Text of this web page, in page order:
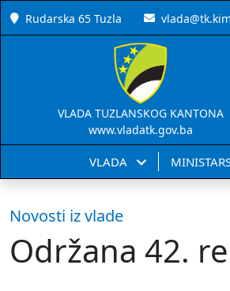
Rudarska 65 Tuzla
VLADA TUZLANSKOG KANTONA
www.vladatk.gov.ba
VLADA
Novosti iz vlade
Održana 42.